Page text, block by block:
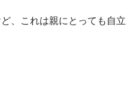
、これは親にとっても自立